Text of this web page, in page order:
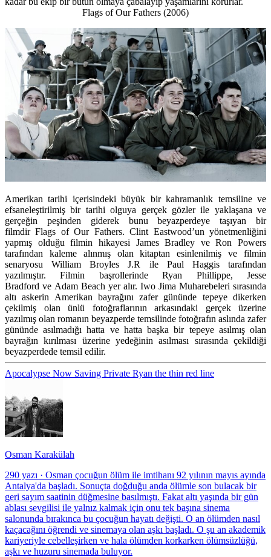
Flags of Our Fathers (2006)
Amerikan tarihi içerisindeki büyük bir kahramanlık temsiline ve
efsaneleştirilmiş bir tarihi olguya gerçek gözler ile yaklaşana ve
gerçeğin peşinden giderek bunu beyazperdeye taşıyan bir
filmdir Flags of Our Fathers. Clint Eastwood’un yönetmenliğini
yapmış olduğu filmin hikayesi James Bradley ve Ron Powers
tarafından kaleme alınmış olan kitaptan esinlenilmiş ve filmin
senaryosu William Broyles J.R ile Paul Haggis tarafından
yazılmıştır. Filmin başrollerinde Ryan Phillippe, Jesse
Bradford ve Adam Beach yer alır. Iwo Jima Muharebeleri sırasında
altı askerin Amerikan bayrağını zafer gününde tepeye dikerken
çekilmiş olan ünlü fotoğraflarının arkasındaki gerçek üzerine
yazılmış olan romanın beyazperde temsilinde fotoğrafın aslında zafer
gününde asılmadığı hatta ve hatta başka bir tepeye asılmış olan
bayrağın kırılması üzerine yedeğinin asılması sırasında çekildiği
beyazperdede temsil edilir.
Apocalypse Now Saving Private Ryan the thin red line
Osman Karakülah
290 yazı · Osman çocuğun ölüm ile imtihanı 92 yılının mayıs ayında
Antalya'da başladı. Sonuçta doğduğu anda ölümle son bulacak bir
geri sayım saatinin düğmesine basılmıştı. Fakat altı yaşında bir gün
ablası sevgilisi ile yalnız kalmak için onu tek başına sinema
salonunda bırakınca bu çocuğun hayatı değişti. O an ölümden nasıl
kaçacağını öğrendi ve sinemaya olan aşkı başladı. O şu an akademik
kariyeriyle cebelleşirken ve hala ölümden korkarken ölümsüzlüğü,
aşkı ve huzuru sinemada buluyor.